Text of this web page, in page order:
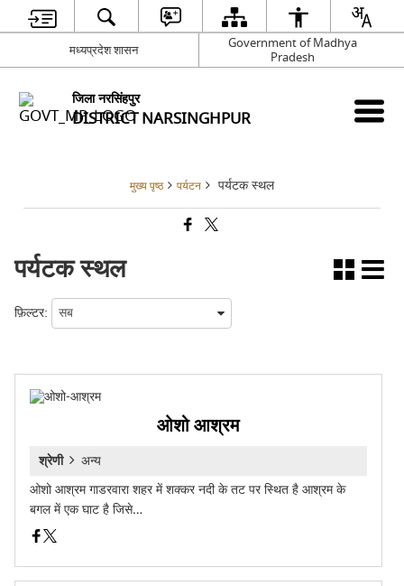
मध्यप्रदेश शासन
Government of Madhya
Pradesh
जिला नरसिंहपुर
DISTRICT NARSINGHPUR
मुख्य पृष्ठ पर्यटन पर्यटक स्थल
पर्यटक स्थल
फ़िल्टर:
ओशो आश्रम
श्रेणी
अन्य
ओशो आश्रम गाडरवारा शहर में शक्कर नदी के तट पर स्थित है आश्रम के
बगल में एक घाट है जिसे…